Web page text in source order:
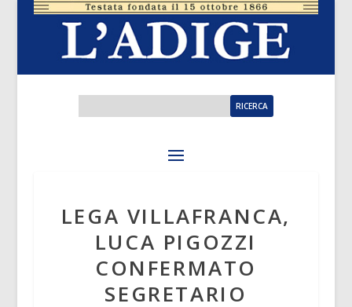
LEGA VILLAFRANCA,
LUCA PIGOZZI
CONFERMATO
SEGRETARIO